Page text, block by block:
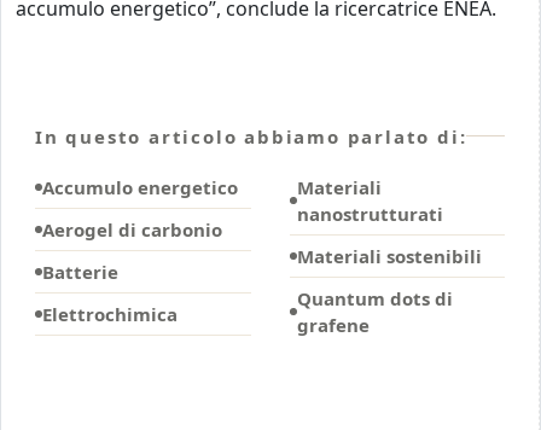
accumulo energetico”, conclude la ricercatrice ENEA.
In questo articolo abbiamo parlato di:
Accumulo energetico
Aerogel di carbonio
Batterie
Elettrochimica
Materiali
nanostrutturati
Materiali sostenibili
Quantum dots di
grafene